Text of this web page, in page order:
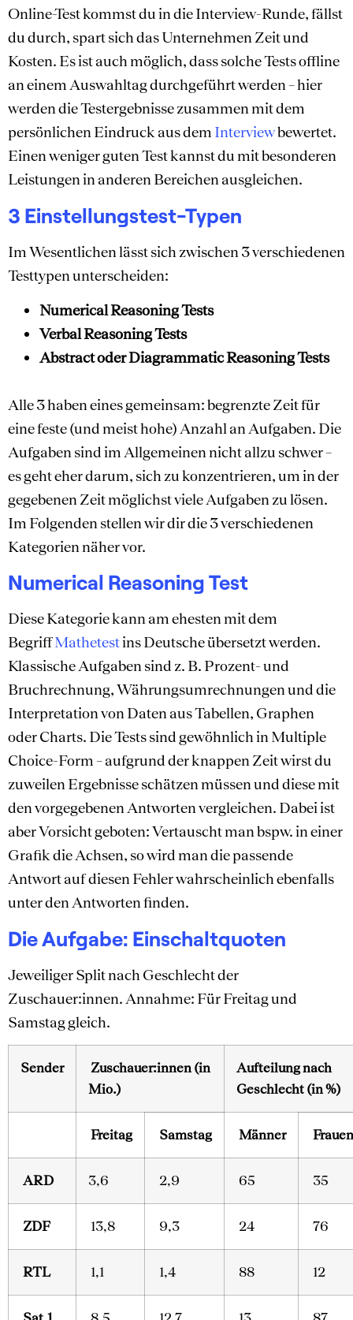
Online-Test kommst du in die Interview-Runde, fällst
du durch, spart sich das Unternehmen Zeit und
Kosten. Es ist auch möglich, dass solche Tests offline
an einem Auswahltag durchgeführt werden – hier
werden die Testergebnisse zusammen mit dem
persönlichen Eindruck aus dem Interviewbewertet.
Einen weniger guten Test kannst du mit besonderen
Leistungen in anderen Bereichen ausgleichen.
3 Einstellungstest-Typen
Im Wesentlichen lässt sich zwischen 3 verschiedenen
Testtypen unterscheiden:
Numerical Reasoning Tests
Verbal Reasoning Tests
Abstract oder Diagrammatic Reasoning Tests
Alle 3 haben eines gemeinsam: begrenzte Zeit für
eine feste (und meist hohe) Anzahl an Aufgaben. Die
Aufgaben sind im Allgemeinen nicht allzu schwer –
es geht eher darum, sich zu konzentrieren, um in der
gegebenen Zeit möglichst viele Aufgaben zu lösen.
Im Folgenden stellen wir dir die 3 verschiedenen
Kategorien näher vor.
Numerical Reasoning Test
Diese Kategorie kann am ehesten mit dem
BegriffMathetestins Deutsche übersetzt werden.
Klassische Aufgaben sind z. B. Prozent- und
Bruchrechnung, Währungsumrechnungen und die
Interpretation von Daten aus Tabellen, Graphen
oder Charts. Die Tests sind gewöhnlich in Multiple
Choice-Form – aufgrund der knappen Zeit wirst du
zuweilen Ergebnisse schätzen müssen und diese mit
den vorgegebenen Antworten vergleichen. Dabei ist
aber Vorsicht geboten: Vertauscht man bspw. in einer
Grafik die Achsen, so wird man die passende
Antwort auf diesen Fehler wahrscheinlich ebenfalls
unter den Antworten finden.
Die Aufgabe: Einschaltquoten
Jeweiliger Split nach Geschlecht der
Zuschauer:innen. Annahme: Für Freitag und
Samstag gleich.
Sender
Zuschauer:innen (in
Mio.)
Aufteilung nach
Geschlecht (in %)
Freitag Samstag Männer Frauen
ARD 3,6 2,9 65 35
ZDF 13,8 9,3 24 76
RTL 1,1 1,4 88 12